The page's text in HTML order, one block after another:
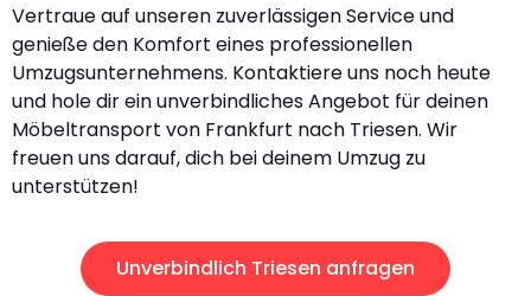
Vertraue auf unseren zuverlässigen Service und
genieße den Komfort eines professionellen
Umzugsunternehmens. Kontaktiere uns noch heute
und hole dir ein unverbindliches Angebot für deinen
Möbeltransport von Frankfurt nach Triesen. Wir
freuen uns darauf, dich bei deinem Umzug zu
unterstützen!
Unverbindlich Triesen anfragen